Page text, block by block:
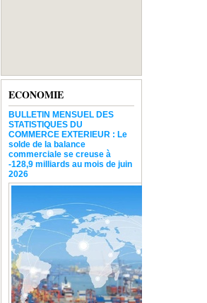
ECONOMIE
BULLETIN MENSUEL DES
STATISTIQUES DU
COMMERCE EXTERIEUR : Le
solde de la balance
commerciale se creuse à
-128,9 milliards au mois de juin
2026